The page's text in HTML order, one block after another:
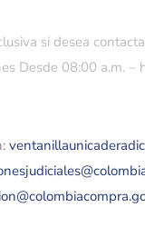
si desea
Desde 08:00 a.m. –